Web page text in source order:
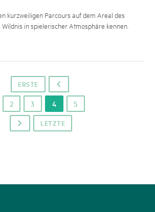
kurzweiligen Parcours auf dem Areal des
in spielerischer Atmosphäre kennen.
ERSTE o
p LETZTE
2 3 4 5